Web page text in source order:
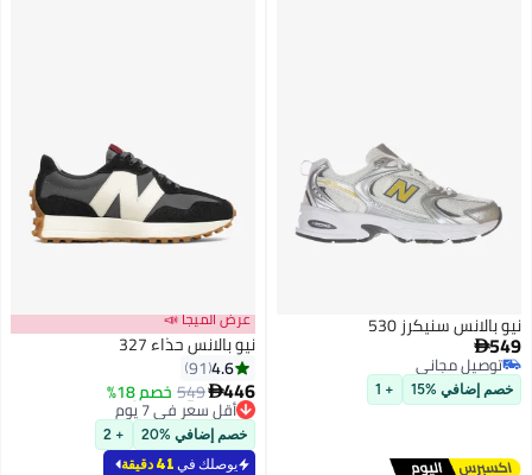
530
+ 1
عرض الميجا 📣
نيو بالانس حذاء 327
خصم 18%
أقل سعر في 7 يوم
خصم إضافي %20 + 2
41 دقيقة